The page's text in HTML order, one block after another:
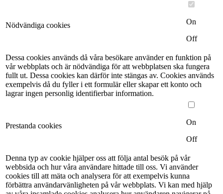
Nödvändiga cookies
On
Off
Dessa cookies används då våra besökare använder en funktion på
vår webbplats och är nödvändiga för att webbplatsen ska fungera
fullt ut. Dessa cookies kan därför inte stängas av. Cookies används
exempelvis då du fyller i ett formulär eller skapar ett konto och
lagrar ingen personlig identifierbar information.
Prestanda cookies
On
Off
Denna typ av cookie hjälper oss att följa antal besök på vår
webbsida och hur våra användare hittade till oss. Vi använder
cookies till att mäta och analysera för att exempelvis kunna
förbättra användarvänligheten på vår webbplats. Vi kan med hjälp